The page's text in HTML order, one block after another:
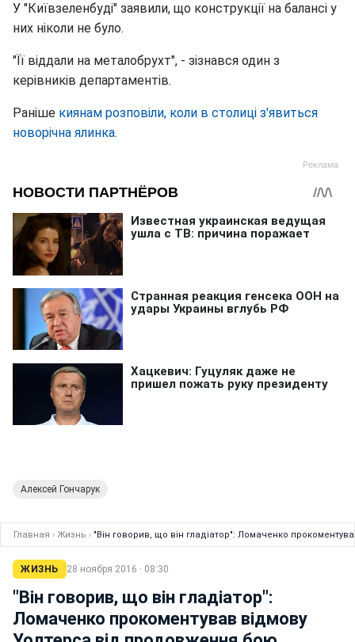
У "Київзеленбуді" заявили, що конструкції на балансі у
них ніколи не було.
"Її віддали на металобрухт", - зізнався один з
керівників департаментів.
Раніше киянам розповіли, коли в столиці з'явиться
новорічна ялинка.
Алексей Гончарук
Главная › Жизнь › "Він говорив, що він гладіатор": Ломаченко
ЖИЗНЬ 28 ноября 2016 · 08:30
"Він говорив, що він гладіатор":
Ломаченко прокоментував відмову